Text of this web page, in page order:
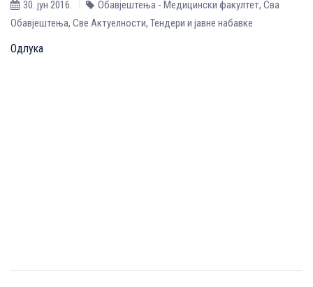
30. јун 2016. Обавјештења - Медицински факултет, Сва
Обавјештења, Све Aктуелности, Тендери и јавне набавке
Одлука